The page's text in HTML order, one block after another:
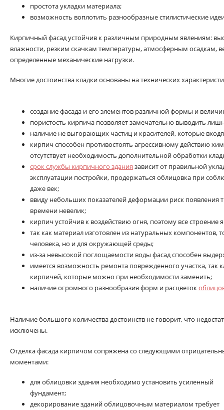
простота укладки материала;
возможность воплотить разнообразные стилистические
Кирпичный фасад устойчив к различным природным явлениям:
влажности, резким скачкам температуры, атмосферным осадкам,
определенные механические нагрузки.
Многие достоинства кладки основаны на технических
создание фасада и его элементов различной формы и
пористость кирпича позволяет замечательно выводить
наличие не выгорающих частиц и красителей, которые
кирпич способен противостоять агрессивному действию
отсутствует необходимость дополнительной обработки
срок службы кирпичного здания зависит от правильной
эксплуатации постройки, продержаться облицовка при
даже век;
ввиду небольших показателей деформации риск появления
времени невелик;
кирпич устойчив к воздействию огня, поэтому все
так как материал изготовлен из натуральных компонентов,
человека, но и для окружающей среды;
из-за невысокой поглощаемости воды фасад способен
имеется возможность ремонта поврежденного участка, так
кирпичей, которые можно при необходимости заменить;
наличие огромного разнообразия форм и расцветок
Наличие большого количества достоинств не говорит, что
исключены.
Отделка фасада кирпичом сопряжена со следующими
моментами:
для облицовки здания необходимо установить усиленный
фундамент;
декорирование зданий облицовочным материалом требует